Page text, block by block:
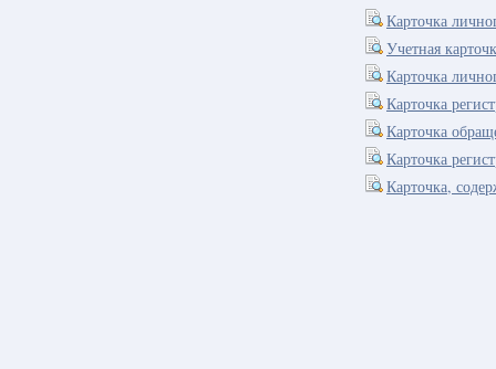
Карточка
Учетная
Карточка
Карточка
Карточка
Карточка
Карточка,